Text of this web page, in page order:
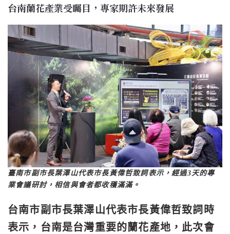
台南蘭花產業受矚目，專家期許未來發展
臺南市副市長葉澤山代表市長黃偉哲致詞表示，經過3天的專
業會議研討，相信與會者都收穫滿滿。
台南市副市長葉澤山代表市長黃偉哲致詞時
表示，台南是台灣重要的蘭花產地，此次會